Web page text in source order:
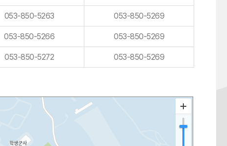
053-850-5263 053-850-5269
053-850-5266 053-850-5269
053-850-5272 053-850-5269